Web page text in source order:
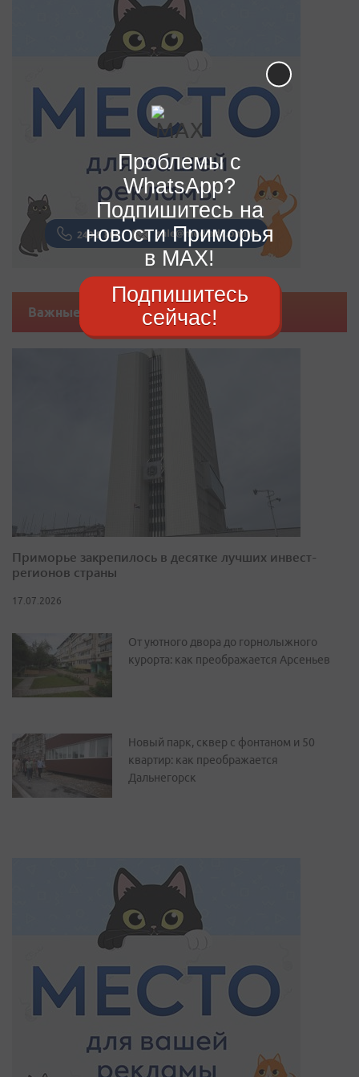
Важные новости
Приморье закрепилось в десятке лучших инвест-
регионов страны
17.07.2026
От уютного двора до горнолыжного
курорта: как преображается Арсеньев
Новый парк, сквер с фонтаном и 50
квартир: как преображается
Дальнегорск
Проблемы с
WhatsApp?
Подпишитесь на
новости Приморья
в MAX!
Подпишитесь
сейчас!